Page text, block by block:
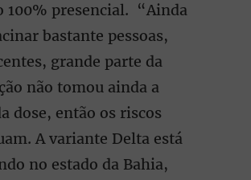
100% presencial. “Ainda
bastante pessoas,
grande parte da
não tomou ainda a
dose, então os riscos
A variante Delta está
no estado da Bahia,